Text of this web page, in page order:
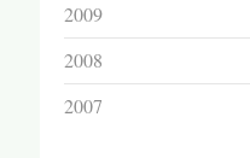
2009
2008
2007